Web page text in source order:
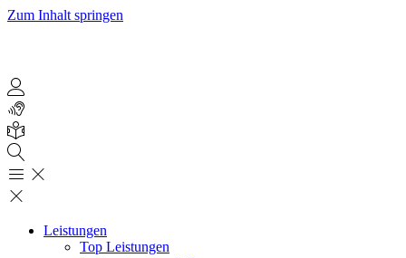
Zum Inhalt springen
Leistungen
Top Leistungen